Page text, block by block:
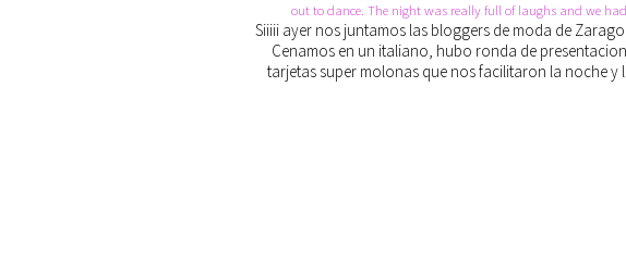
out to dance. The night was really full of laughs and we
Siiiii ayer nos juntamos las bloggers de moda de
Cenamos en un italiano, hubo ronda de
tarjetas super molonas que nos facilitaron la noche